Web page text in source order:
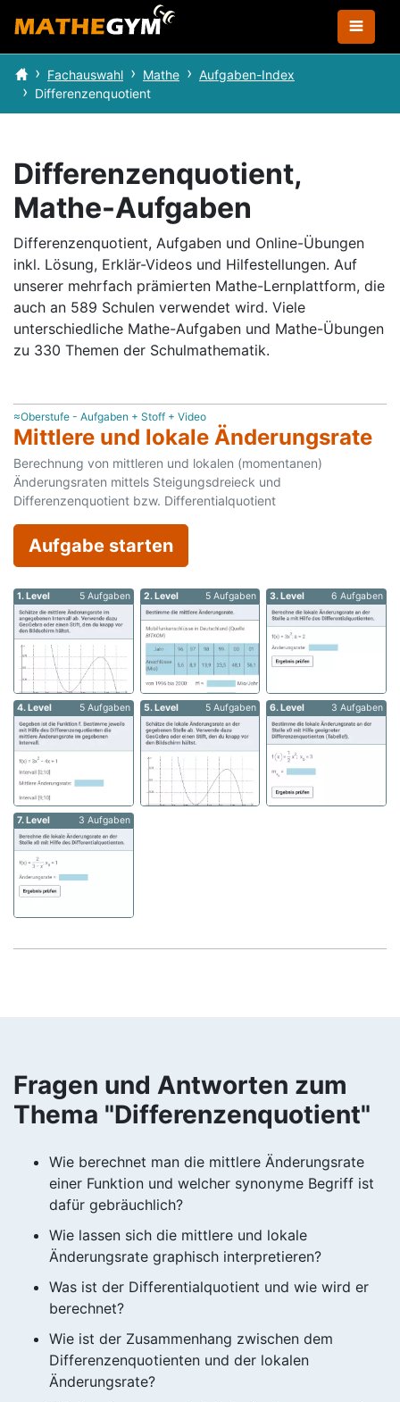
Fachauswahl Mathe
Aufgaben-Index
Differenzenquotient
Differenzenquotient,
Mathe-Aufgaben
Differenzenquotient, Aufgaben und Online-Übungen
inkl. Lösung, Erklär-Videos und Hilfestellungen. Auf
unserer mehrfach prämierten Mathe-Lernplattform, die
auch an 589 Schulen verwendet wird. Viele
unterschiedliche Mathe-Aufgaben und Mathe-Übungen
zu 330 Themen der Schulmathematik.
≈Oberstufe - Aufgaben + Stoff + Video
Mittlere und lokale Änderungsrate
Berechnung von mittleren und lokalen (momentanen)
Änderungsraten mittels Steigungsdreieck und
Differenzenquotient bzw. Differentialquotient
Aufgabe starten
1. Level 5 Aufgaben 2. Level 5 Aufgaben 3. Level 6 Aufgaben
4. Level 5 Aufgaben 5. Level 5 Aufgaben 6. Level 3 Aufgaben
7. Level 3 Aufgaben
Fragen und Antworten zum
Thema "Differenzenquotient"
Wie berechnet man die mittlere Änderungsrate
einer Funktion und welcher synonyme Begriff ist
dafür gebräuchlich?
Wie lassen sich die mittlere und lokale
Änderungsrate graphisch interpretieren?
Was ist der Differentialquotient und wie wird er
berechnet?
Wie ist der Zusammenhang zwischen dem
Differenzenquotienten und der lokalen
Änderungsrate?